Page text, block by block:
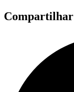
Compartilhar